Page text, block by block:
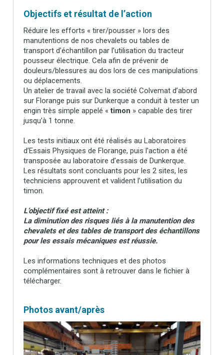
Objectifs et résultat de l’action
Réduire les efforts « tirer/pousser » lors des
manutentions de nos chevalets ou tables de
transport d’échantillon par l’utilisation du tracteur
pousseur électrique. Cela afin de prévenir de
douleurs/blessures au dos lors de ces manipulations
ou déplacements.
Un atelier de travail avec la société Colvemat d’abord
sur Florange puis sur Dunkerque a conduit à tester un
engin très simple appelé «timon » capable des tirer
jusqu’à 1 tonne.
Les tests initiaux ont été réalisés au Laboratoires
d’Essais Physiques de Florange, puis l’action a été
transposée au laboratoire d’essais de Dunkerque.
Les résultats sont concluants pour les 2 sites, les
techniciens approuvent et valident l’utilisation du
timon.
L’objectif fixé est atteint :
La diminution des risques liés à la manutention des
chevalets et des tables de transport des échantillons
pour les essais mécaniques est réussie.
Les informations techniques et des photos
complémentaires sont à retrouver dans le fichier à
télécharger.
Photos avant/après